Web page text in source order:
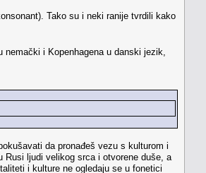
Tako su i neki ranije tvrdili kako
i Kopenhagena u danski jezik,
da pronađeš vezu s kulturom i
Rusi ljudi velikog srca i otvorene duše, a
i kulture ne ogledaju se u fonetici